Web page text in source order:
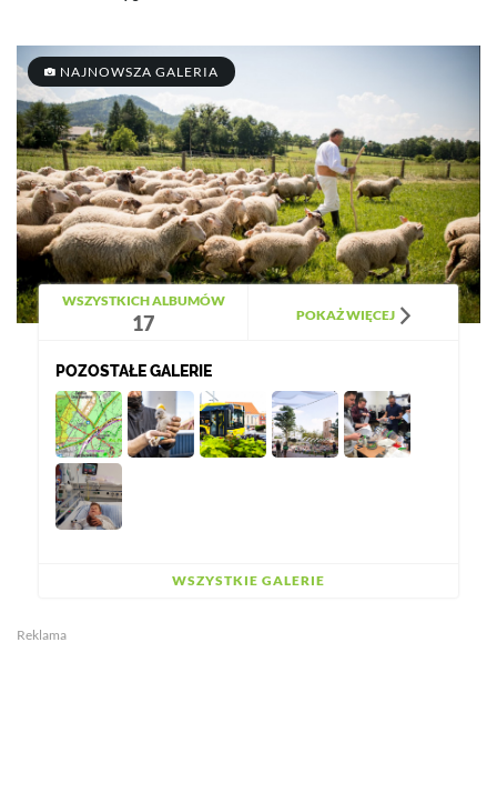
NAJNOWSZA GALERIA
WSZYSTKICH ALBUMÓW
17 POKAŻ WIĘCEJ
POZOSTAŁE GALERIE
WSZYSTKIE GALERIE
Reklama